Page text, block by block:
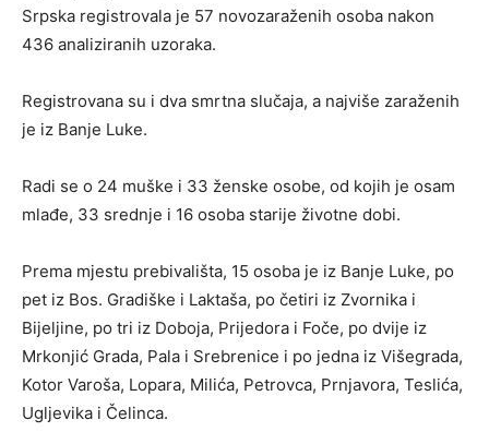
Srpska registrovala je 57 novozaraženih osoba nakon
436 analiziranih uzoraka.
Registrovana su i dva smrtna slučaja, a najviše zaraženih
je iz Banje Luke.
Radi se o 24 muške i 33 ženske osobe, od kojih je osam
mlađe, 33 srednje i 16 osoba starije životne dobi.
Prema mjestu prebivališta, 15 osoba je iz Banje Luke, po
pet iz Bos. Gradiške i Laktaša, po četiri iz Zvornika i
Bijeljine, po tri iz Doboja, Prijedora i Foče, po dvije iz
Mrkonjić Grada, Pala i Srebrenice i po jedna iz Višegrada,
Kotor Varoša, Lopara, Milića, Petrovca, Prnjavora, Teslića,
Ugljevika i Čelinca.